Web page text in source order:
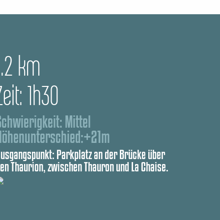
km
1h30
Mittel
Parkplatz an der Brücke über
Thaurion, zwischen Thauron und La Chaise.